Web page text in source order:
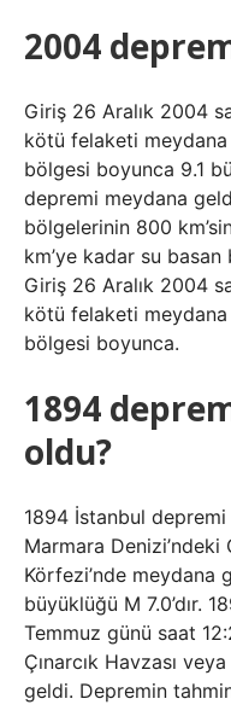
2004
Giriş 26 Aralık 2004
kötü felaketi
bölgesi boyunca 9.1
depremi meydana
bölgelerinin 800
km’ye kadar su
Giriş 26 Aralık 2004
kötü felaketi
bölgesi boyunca.
1894
oldu?
1894 İstanbul depremi
Marmara Denizi’ndeki
Körfezi’nde meydana
büyüklüğü M 7.0’dır.
Temmuz günü saat
Çınarcık Havzası
geldi. Depremin